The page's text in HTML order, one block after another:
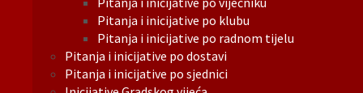
Pitanja i inicijative po klubu
Pitanja i inicijative po radnom tijelu
Pitanja i inicijative po dostavi
Pitanja i inicijative po sjednici